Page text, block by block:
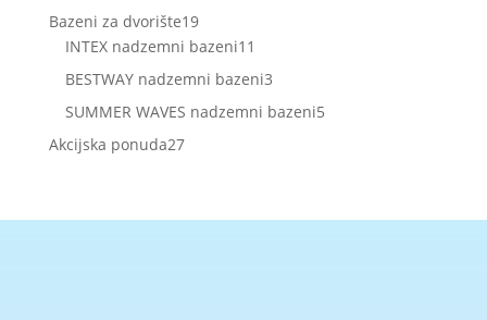
proizvoda
Bazeni za dvorište1919
proizvoda
INTEX nadzemni bazeni11
proizvoda
BESTWAY nadzemni bazeni33
proizvoda
SUMMER WAVES nadzemni bazeni55
Akcijska ponuda2727